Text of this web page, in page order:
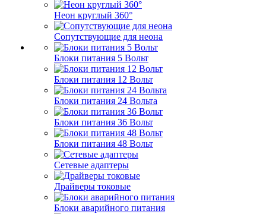
Неон круглый 360°
Сопутствующие для неона
Блоки питания 5 Вольт
Блоки питания 12 Вольт
Блоки питания 24 Вольта
Блоки питания 36 Вольт
Блоки питания 48 Вольт
Сетевые адаптеры
Драйверы токовые
Блоки аварийного питания